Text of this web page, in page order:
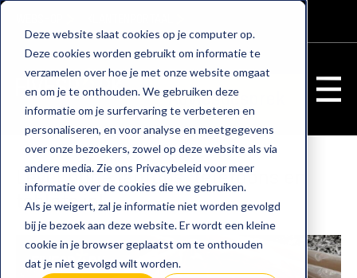
Deze website slaat cookies op je computer op.
Deze cookies worden gebruikt om informatie te
verzamelen over hoe je met onze website omgaat
en om je te onthouden. We gebruiken deze
informatie om je surfervaring te verbeteren en
personaliseren, en voor analyse en meetgegevens
over onze bezoekers, zowel op deze website als via
andere media. Zie ons Privacybeleid voor meer
informatie over de cookies die we gebruiken.
Als je weigert, zal je informatie niet worden gevolgd
bij je bezoek aan deze website. Er wordt een kleine
cookie in je browser geplaatst om te onthouden
dat je niet gevolgd wilt worden.
Adviesgesprek
Lever oude laptops, telefoons en
tablets in!